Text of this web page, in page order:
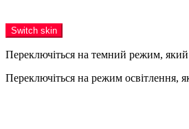
Switch skin
Переключіться на темний режим,
Переключіться на режим освітлення,